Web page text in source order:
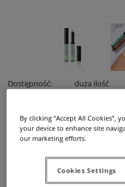
Dostępność:
duża ilość
Cena: 12,99 zł
By clicking “Accept All Cookies”,
your device to enhance site
our marketing efforts.
Cookies Settings